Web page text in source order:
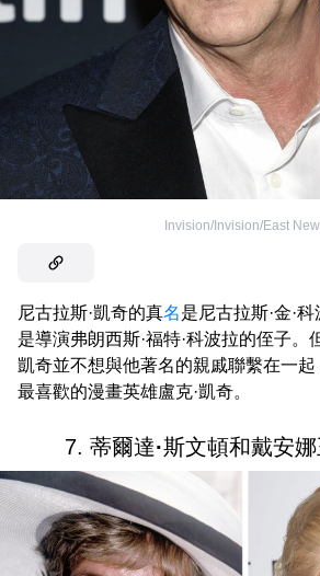
Invision/Invision/East
尼古拉斯·凱奇的真名是尼古拉斯·金·
是導演弗朗西斯·福特·科波拉的侄子。
凱奇並不想與他著名的親戚聯繫在一
最喜歡的漫畫英雄盧克·凱奇。
7. 蒂爾達·斯文頓和戴安